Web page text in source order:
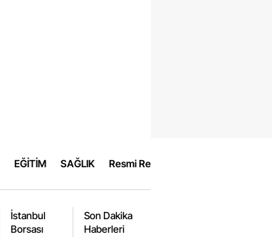
EĞİTİM SAĞLIK Resmi Reklamlar
İstanbul
Borsası
Son Dakika
Haberleri